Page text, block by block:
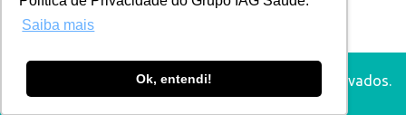
Saiba mais
Ok, entendi!
Valor Saúde Brasil2022. Todos os direitos reservados.
Política de privacidade